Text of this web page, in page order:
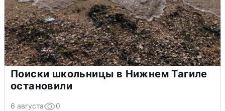
Поиски школьницы в Нижнем Тагиле
остановили
6 августа 0